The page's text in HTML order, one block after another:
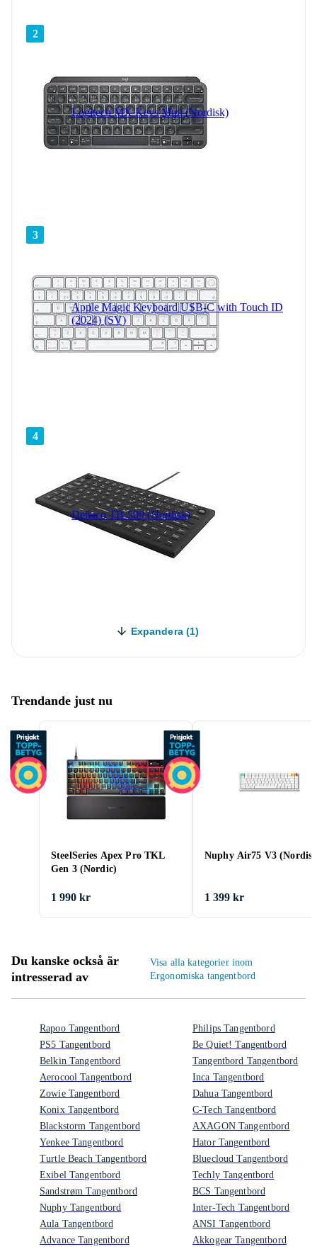
2
Logitech MX Keys Mini (Nordisk)
3
Apple Magic Keyboard USB-C with Touch ID
(2024) (SV)
4
Deltaco TB-509 (Nordisk)
Expandera (1)
Trendande just nu
SteelSeries Apex Pro TKL
Gen 3 (Nordic)
1 990 kr
Nuphy Air75 V3
1 399 kr
Du kanske också är
intresserad av
Visa alla kategorier inom
Ergonomiska tangentbord
Rapoo Tangentbord
PS5 Tangentbord
Belkin Tangentbord
Aerocool Tangentbord
Zowie Tangentbord
Konix Tangentbord
Blackstorm Tangentbord
Yenkee Tangentbord
Turtle Beach Tangentbord
Exibel Tangentbord
Sandstrøm Tangentbord
Nuphy Tangentbord
Aula Tangentbord
Advance Tangentbord
Philips Tangentbord
Be Quiet! Tangentbord
Tangentbord Tangentbord
Inca Tangentbord
Dahua Tangentbord
C-Tech Tangentbord
AXAGON Tangentbord
Hator Tangentbord
Bluecloud Tangentbord
Techly Tangentbord
BCS Tangentbord
Inter-Tech Tangentbord
ANSI Tangentbord
Akkogear Tangentbord